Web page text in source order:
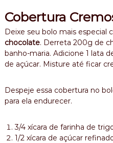
Cobertura
Deixe seu bolo mais especial
chocolate. Derreta 200g de
banho-maria. Adicione 1 lata
de açúcar. Misture até ficar
Despeje essa cobertura no
para ela endurecer.
3/4 xícara de farinha de
1/2 xícara de açúcar